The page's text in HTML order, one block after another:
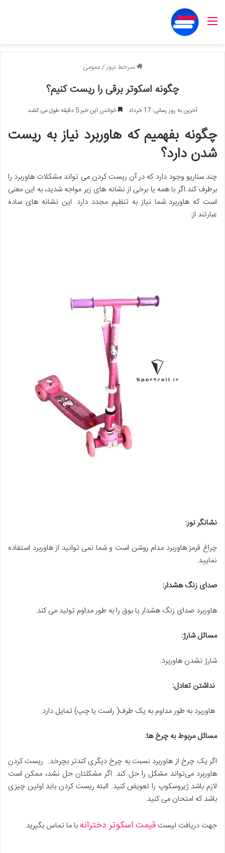
منو
سرخط نیوز/عمومی
چگونه اسکوتر برقی را ریست کنیم؟
آخرین به روز رسانی: 17 خرداد خواندن این خبر 5 دقیقه طول می کشد
چگونه بفهمیم که هاوربرد نیاز به ریست
شدن دارد؟
چند سناریو وجود دارد که در آن ریست کردن می تواند مشکلات هاوربرد را
برطرف کند.اگر با همه یا برخی از نشانه های زیر مواجه شدید، به این معنی
است که هاوربرد شما نیاز به تنظیم مجدد دارد. این نشانه های ساده
عبارتند از:
نشانگر نور:
چراغ قرمز هاوربرد مدام روشن است و شما نمی توانید از هاوربرد استفاده
نمایید.
صدای زنگ هشدار:
هاوربرد صدای زنگ هشدار یا بوق را به طور مداوم تولید می کند.
مسائل شارژ:
شارژ نشدن هاوربرد.
نداشتن تعادل:
هاوربرد به طور مداوم به یک طرف( راست یا چپ) تمایل دارد.
مسائل مربوط به چرخ ها:
اگر یک چرخ از هاوربرد نسبت به چرخ دیگری کندتر بچرخد. ریست کردن
هاوربرد می‌تواند مشکل را حل کند. اگر مشکلتان حل نشد، ممکن است
لازم باشد ژیروسکوپ را تعویض کنید. البته ریست کردن باید اولین چیزی
باشد که امتحان می کنید.
جهت دریافت لیست قیمت اسکوتر دخترانهبا ما تماس بگیرید.